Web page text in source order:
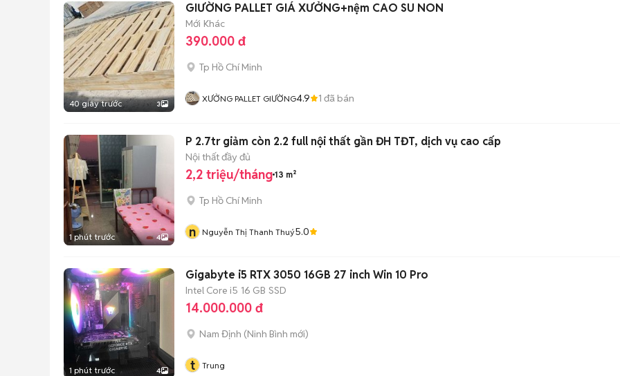
40 giây trước 3
GIƯỜNG PALLET GIÁ XƯỞNG+nệm CAO SU NON
Mới Khác
390.000 đ
Tp Hồ Chí Minh
XƯỞNG PALLET GIƯỜNG4.9 1 đã bán
1 phút trước 4
P 2.7tr giảm còn 2.2 full nội thất gần ĐH TĐT, dịch vụ cao cấp
Nội thất đầy đủ
2,2 triệu/tháng 13 m²
Tp Hồ Chí Minh
n Nguyễn Thị Thanh Thuý5.0
1 phút trước 4
Gigabyte i5 RTX 3050 16GB 27 inch Win 10 Pro
Intel Core i5 16 GB SSD
14.000.000 đ
Nam Định (Ninh Bình mới)
t Trung